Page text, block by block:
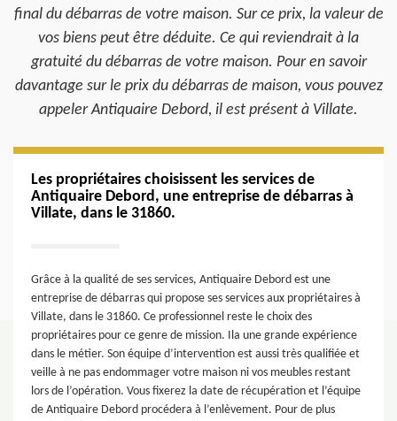
final du débarras de votre maison. Sur ce prix, la valeur de
vos biens peut être déduite. Ce qui reviendrait à la
gratuité du débarras de votre maison. Pour en savoir
davantage sur le prix du débarras de maison, vous pouvez
appeler Antiquaire Debord, il est présent à Villate.
Les propriétaires choisissent les services de
Antiquaire Debord, une entreprise de débarras à
Villate, dans le 31860.
Grâce à la qualité de ses services, Antiquaire Debord est une
entreprise de débarras qui propose ses services aux propriétaires à
Villate, dans le 31860. Ce professionnel reste le choix des
propriétaires pour ce genre de mission. Ila une grande expérience
dans le métier. Son équipe d’intervention est aussi très qualifiée et
veille à ne pas endommager votre maison ni vos meubles restant
lors de l’opération. Vous fixerez la date de récupération et l’équipe
de Antiquaire Debord procédera à l’enlèvement. Pour de plus